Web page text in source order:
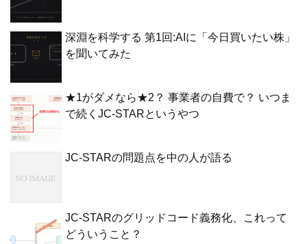
深淵を科学する 第1回:AIに「今日買いたい株」
を聞いてみた
★1がダメなら★2？ 事業者の自費で？ いつま
で続くJC-STARというやつ
JC-STARの問題点を中の人が語る
JC-STARのグリッドコード義務化、これって
どういうこと？